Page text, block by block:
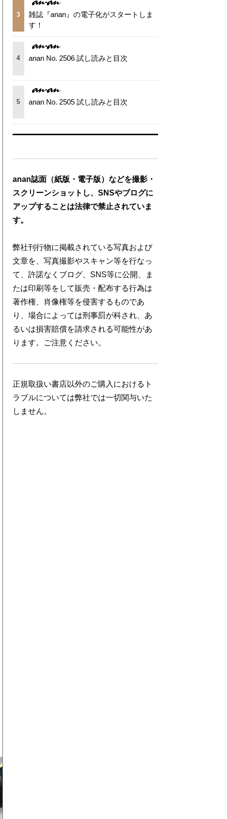
3
雑誌『anan』の電子化がスタートしま
す！
4 anan No. 2506 試し読みと目次
5 anan No. 2505 試し読みと目次
anan誌面（紙版・電子版）などを撮影・
スクリーンショットし、SNSやブログに
アップすることは法律で禁止されていま
す。
弊社刊行物に掲載されている写真および
文章を、写真撮影やスキャン等を行なっ
て、許諾なくブログ、SNS等に公開、ま
たは印刷等をして販売・配布する行為は
著作権、肖像権等を侵害するものであ
り、場合によっては刑事罰が科され、あ
るいは損害賠償を請求される可能性があ
ります。ご注意ください。
正規取扱い書店以外のご購入におけるト
ラブルについては弊社では一切関与いた
しません。